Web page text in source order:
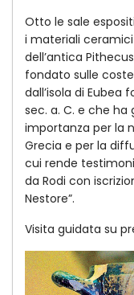
Otto le sale
i materiali
dell’antica
fondato sulle
dall’isola di Eubea
sec. a. C. e che
importanza per la
Grecia e per la
cui rende
da Rodi con
Nestore”.
Visita guidata su